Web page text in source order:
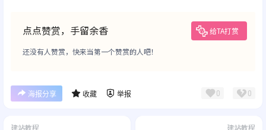
点点赞赏，手留余香 给TA打赏
还没有人赞赏，快来当第一个赞赏的人吧！
海报分享 收藏 举报 0 0
建站教程 建站教程